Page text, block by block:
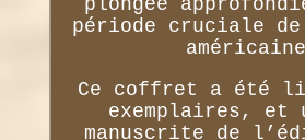
période cruciale
Ce coffret a été
exemplaires, et
manuscrite de